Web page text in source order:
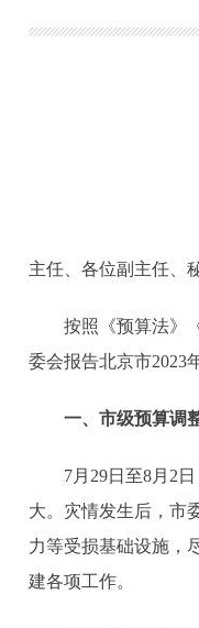
主任、各位副主任、
按照《预算法》《
委会报告北京市2023
一、市级预算调
7月29日至8月2日
大。灾情发生后，市
力等受损基础设施，
建各项工作。